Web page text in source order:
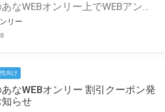
とらのあなWEBオンリー上でWEBアンソロジーが作成できる「記念コメント」について、その使い方や作成手順を解説します！ 支援タイプを「サークル参加型」「サークル参加型・マルシェ(イベント会場)機能付き」でお申し込みいただいている主催者様はぜひご活用ください♪ とらのあなWEBオンリーサイトはこちら
リー
向け
あなWEBオンリー 割引クーポン発
らせ